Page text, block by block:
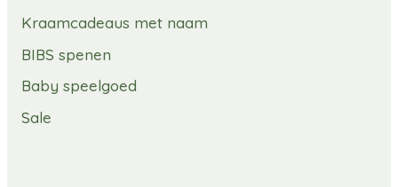
Kraamcadeaus met naam
BIBS spenen
Baby speelgoed
Sale